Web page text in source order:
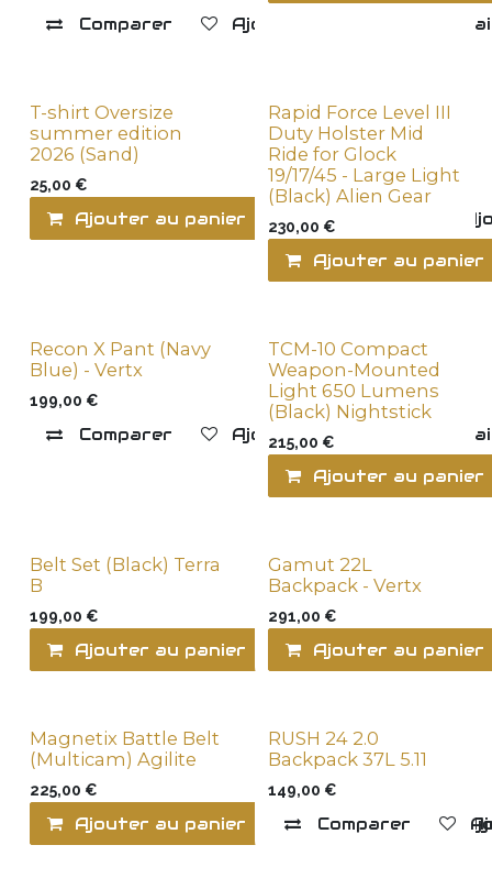
Comparer Ajouter à la liste de
T-shirt Oversize
summer edition
2026 (Sand)
25,00 €
Ajouter au panier Comparer
Rapid Force Level III
Duty Holster Mid
Ride for Glock
19/17/45 - Large Light
(Black) Alien Gear
230,00 €
Ajouter au panier
Recon X Pant (Navy
Blue) - Vertx
199,00 €
Comparer Ajouter à la liste de
TCM-10 Compact
Weapon-Mounted
Light 650 Lumens
(Black) Nightstick
215,00 €
Ajouter au panier
Plus Vendus
Belt Set (Black) Terra
B
199,00 €
Ajouter au panier Comparer
Gamut 22L
Backpack - Vertx
291,00 €
Ajouter au panier
Magnetix Battle Belt
(Multicam) Agilite
225,00 €
Ajouter au panier Comparer
RUSH 24 2.0
Backpack 37L 5.11
149,00 €
Comparer